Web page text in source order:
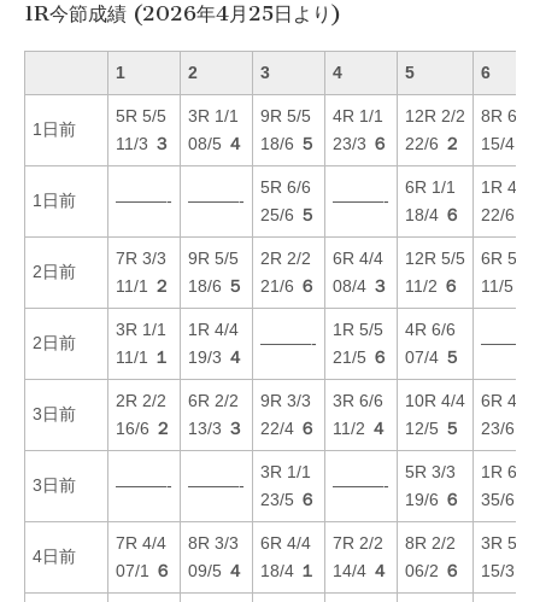
1R今節成績 (2026年4月25日より)
1 2 3 4 5 6
1日前
5R 5/5
11/3 ３
3R 1/1
08/5 ４
9R 5/5
18/6 ５
4R 1/1
23/3 ６
12R 2/2
22/6 ２
8R 6/6
15/4
1日前 ———- ———-
5R 6/6
25/6 ５
———-
6R 1/1
18/4 ６
1R 4/4
22/6
2日前
7R 3/3
11/1
２
9R 5/5
18/6 ５
2R 2/2
21/6 ６
6R 4/4
08/4 ３
12R 5/5
11/2 ６
6R 5/5
11/5
2日前
3R 1/1
11/1
１
1R 4/4
19/3 ４
———-
1R 5/5
21/5 ６
4R 6/6
07/4 ５
———-
3日前
2R 2/2
16/6 ２
6R 2/2
13/3 ３
9R 3/3
22/4 ６
3R 6/6
11/2 ４
10R 4/4
12/5 ５
6R 4/4
23/6
3日前 ———- ———-
3R 1/1
23/5 ６
———-
5R 3/3
19/6 ６
1R 6/6
35/6
4日前
7R 4/4
07/1
６
8R 3/3
09/5 ４
6R 4/4
18/4 １
7R 2/2
14/4 ４
8R 2/2
06/2 ６
3R 5/5
15/3